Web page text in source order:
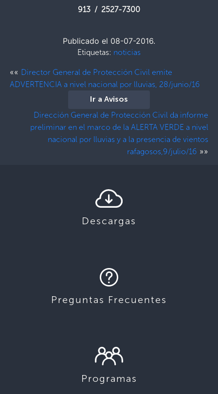
913 / 2527-7300
Publicado el 08-07-2016.
Etiquetas: noticias
«« Director General de Protección Civil emite
ADVERTENCIA a nivel nacional por lluvias, 28/junio/16
Ir a Avisos
Dirección General de Protección Civil da informe
preliminar en el marco de la ALERTA VERDE a nivel
nacional por lluvias y a la presencia de vientos
rafagosos,9/julio/16 »»
Descargas
Preguntas Frecuentes
Programas